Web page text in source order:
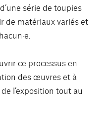
série de toupies
de matériaux variés et
ce processus en
des œuvres et à
l’exposition tout au